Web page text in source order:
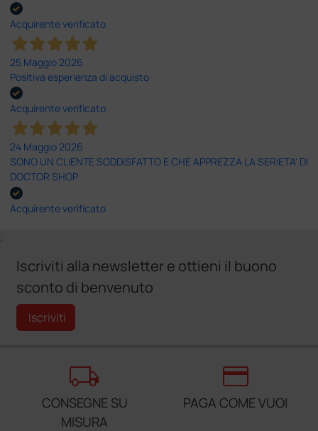
Acquirente verificato
25 Maggio 2026
Positiva esperienza di acquisto
Acquirente verificato
24 Maggio 2026
SONO UN CLIENTE SODDISFATTO E CHE APPREZZA LA SERIETA' DI
DOCTOR SHOP
Acquirente verificato
;
Iscriviti alla newsletter e ottieni il buono
sconto di benvenuto
Iscriviti
local_shipping
CONSEGNE SU
MISURA
credit_card
PAGA COME VUOI